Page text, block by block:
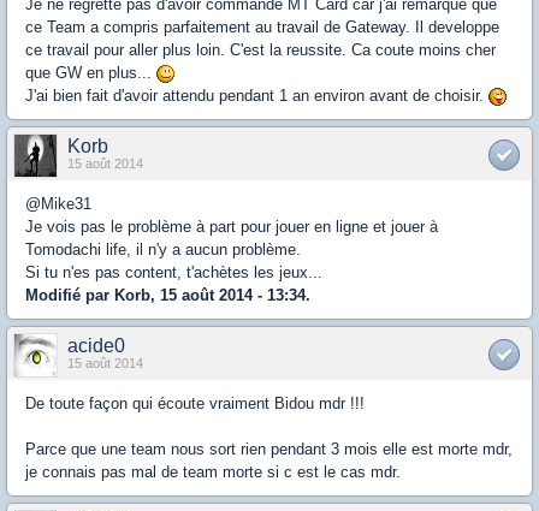
Je ne regrette pas d'avoir commandé MT Card car j'ai remarqué que
ce Team a compris parfaitement au travail de Gateway. Il developpe
ce travail pour aller plus loin. C'est la reussite. Ca coute moins cher
que GW en plus...
J'ai bien fait d'avoir attendu pendant 1 an environ avant de choisir.
Korb
15 août 2014
@Mike31
Je vois pas le problème à part pour jouer en ligne et jouer à
Tomodachi life, il n'y a aucun problème.
Si tu n'es pas content, t'achètes les jeux...
Modifié par Korb, 15 août 2014 - 13:34.
acide0
15 août 2014
De toute façon qui écoute vraiment Bidou mdr !!!
Parce que une team nous sort rien pendant 3 mois elle est morte mdr,
je connais pas mal de team morte si c est le cas mdr.